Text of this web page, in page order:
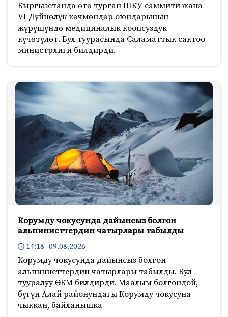
Кыргызстанда өтө турган ШКУ саммити жана
VI Дүйнөлүк көчмөндөр оюндарынын
жүрүшүндө медициналык коопсуздук
күчөтүлөт. Бул туурасында Саламаттык сактоо
министрлиги билдирди.
Корумду чокусунда дайынсыз болгон
альпинисттердин чатырлары табылды
14:18 09.08.2026
Корумду чокусунда дайынсыз болгон
альпинисттердин чатырлары табылды. Бул
тууралуу ӨКМ билдирди. Маалым болгондой,
бүгүн Алай районундагы Корумду чокусуна
чыккан, байланышка